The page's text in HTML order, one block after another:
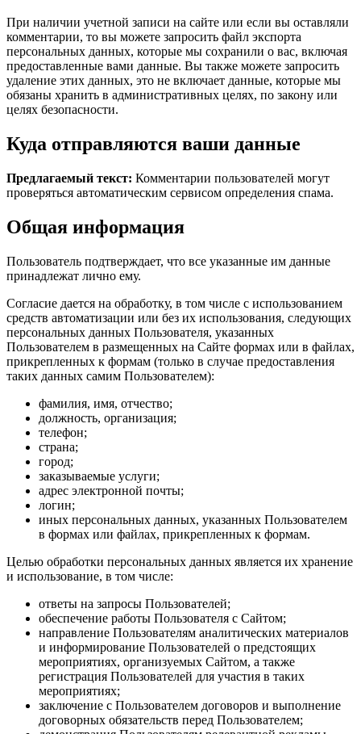
При наличии учетной записи на сайте или если вы оставляли
комментарии, то вы можете запросить файл экспорта
персональных данных, которые мы сохранили о вас, включая
предоставленные вами данные. Вы также можете запросить
удаление этих данных, это не включает данные, которые мы
обязаны хранить в административных целях, по закону или
целях безопасности.
Куда отправляются ваши данные
Предлагаемый текст: Комментарии пользователей могут
проверяться автоматическим сервисом определения спама.
Общая информация
Пользователь подтверждает, что все указанные им данные
принадлежат лично ему.
Согласие дается на обработку, в том числе с использованием
средств автоматизации или без их использования, следующих
персональных данных Пользователя, указанных
Пользователем в размещенных на Сайте формах или в файлах,
прикрепленных к формам (только в случае предоставления
таких данных самим Пользователем):
фамилия, имя, отчество;
должность, организация;
телефон;
страна;
город;
заказываемые услуги;
адрес электронной почты;
логин;
иных персональных данных, указанных Пользователем
в формах или файлах, прикрепленных к формам.
Целью обработки персональных данных является их хранение
и использование, в том числе:
ответы на запросы Пользователей;
обеспечение работы Пользователя с Сайтом;
направление Пользователям аналитических материалов
и информирование Пользователей о предстоящих
мероприятиях, организуемых Сайтом, а также
регистрация Пользователей для участия в таких
мероприятиях;
заключение с Пользователем договоров и выполнение
договорных обязательств перед Пользователем;